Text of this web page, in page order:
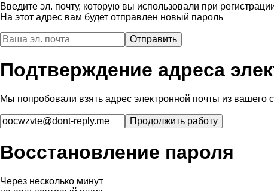
Введите эл. почту, которую вы использовали при
На этот адрес вам будет отправлен новый пароль
Подтверждение адреса
Мы попробовали взять адрес электронной почты из
Восстановление пароля
Через несколько минут